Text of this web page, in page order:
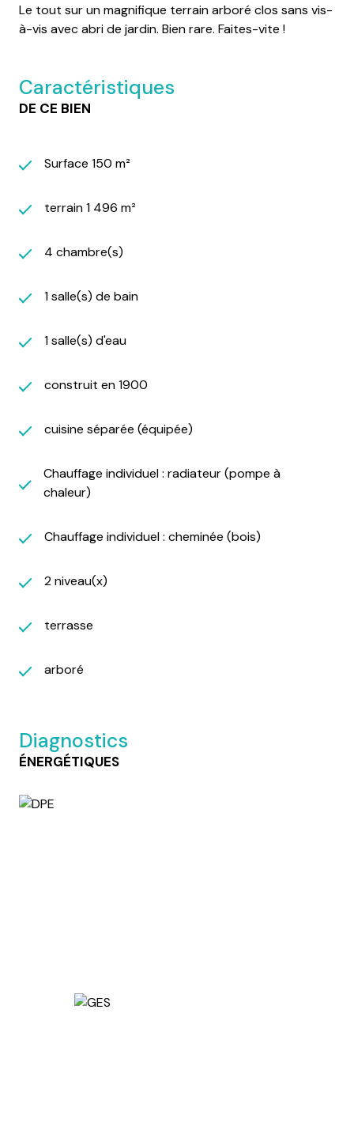
Le tout sur un magnifique terrain arboré clos sans vis-
à-vis avec abri de jardin. Bien rare. Faites-vite !
Caractéristiques
DE CE BIEN
Surface 150 m²
terrain 1 496 m²
4 chambre(s)
1 salle(s) de bain
1 salle(s) d'eau
construit en 1900
cuisine séparée (équipée)
Chauffage individuel : radiateur (pompe à
chaleur)
Chauffage individuel : cheminée (bois)
2 niveau(x)
terrasse
arboré
Diagnostics
ÉNERGÉTIQUES